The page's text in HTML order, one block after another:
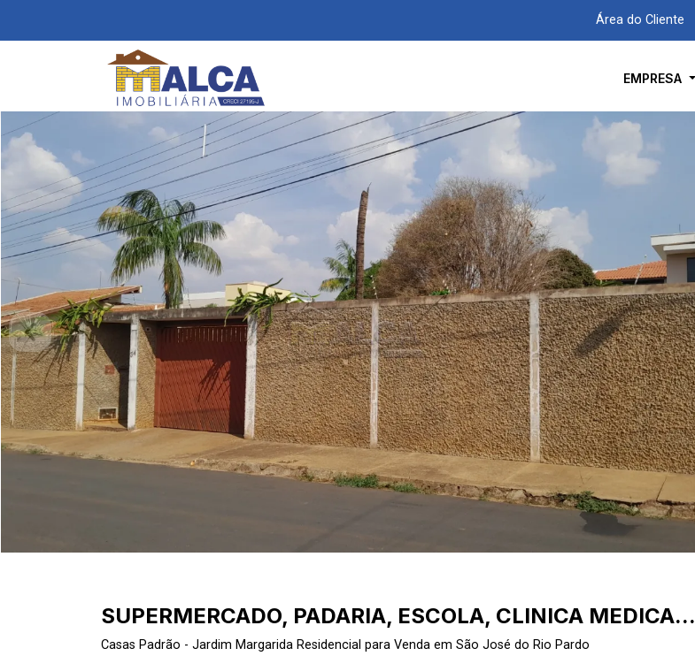
Área do Cliente
EMPRESA
SUPERMERCADO, PADARIA, ESCOLA, CLINICA MEDICA...
Casas Padrão - Jardim Margarida Residencial para Venda em São José do Rio Pardo